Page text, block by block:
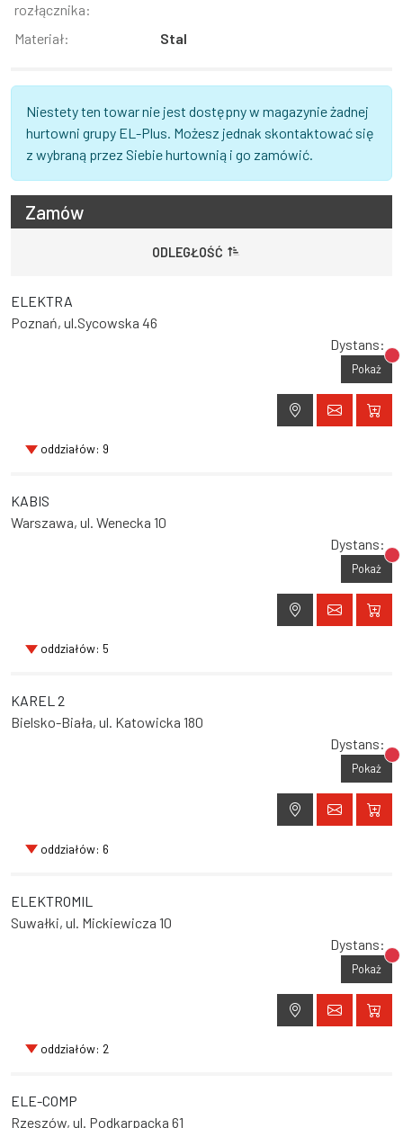
rozłącznika:
Materiał: Stal
Niestety ten towar nie jest dostępny w magazynie żadnej
hurtowni grupy EL-Plus. Możesz jednak skontaktować się
z wybraną przez Siebie hurtownią i go zamówić.
Zamów
ODLEGŁOŚĆ
ELEKTRA
Poznań, ul.Sycowska 46
Dystans:
Pokaż
oddziałów: 9
KABIS
Warszawa, ul. Wenecka 10
Dystans:
Pokaż
oddziałów: 5
KAREL 2
Bielsko-Biała, ul. Katowicka 180
Dystans:
Pokaż
oddziałów: 6
ELEKTROMIL
Suwałki, ul. Mickiewicza 10
Dystans:
Pokaż
oddziałów: 2
ELE-COMP
Rzeszów, ul. Podkarpacka 61